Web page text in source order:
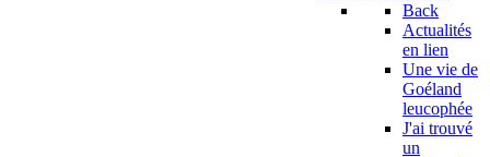
Back
Actualités
en lien
Une vie de
Goéland
leucophée
J'ai trouvé
un